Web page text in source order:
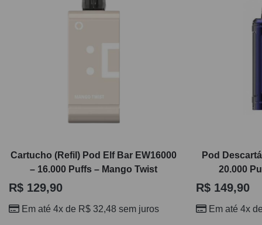
Cartucho (Refil) Pod Elf Bar EW16000
– 16.000 Puffs – Mango Twist
R$ 129,90
Em até 4x de R$ 32,48 sem juros
Pod
20.000
R$ 149,90
Em até 4x